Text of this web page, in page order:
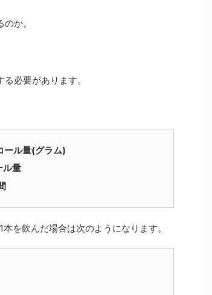
か。
必要があります。
ル量(グラム)
ル量
を飲んだ場合は次のようになります。